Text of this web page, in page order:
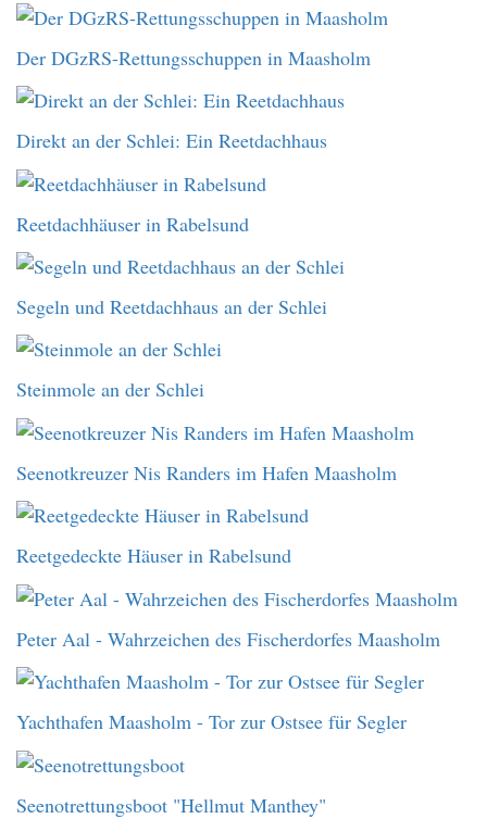
Der DGzRS-Rettungsschuppen in Maasholm
Direkt an der Schlei: Ein Reetdachhaus
Reetdachhäuser in Rabelsund
Segeln und Reetdachhaus an der Schlei
Steinmole an der Schlei
Seenotkreuzer Nis Randers im Hafen Maasholm
Reetgedeckte Häuser in Rabelsund
Peter Aal - Wahrzeichen des Fischerdorfes Maasholm
Yachthafen Maasholm - Tor zur Ostsee für Segler
Seenotrettungsboot "Hellmut Manthey"